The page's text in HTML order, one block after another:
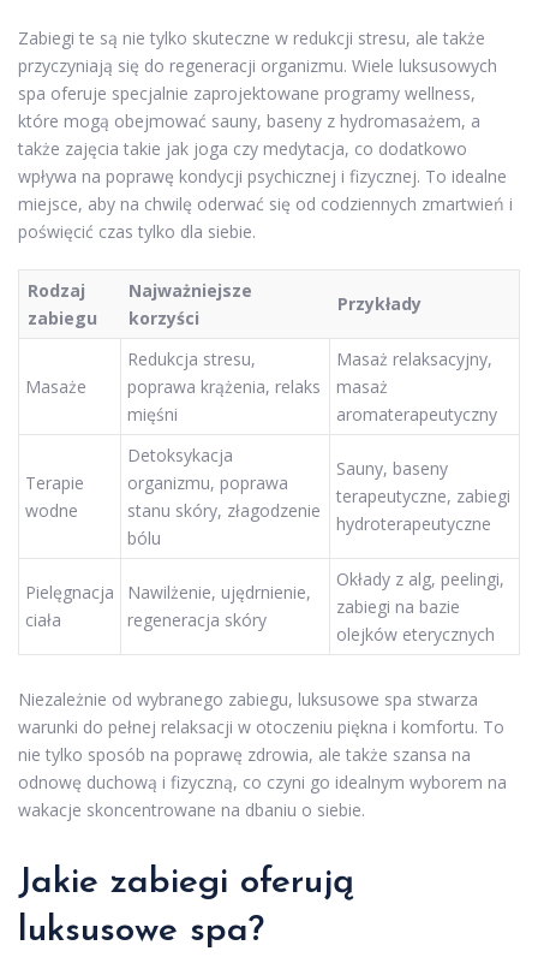
Zabiegi te są nie tylko skuteczne w redukcji stresu, ale także
przyczyniają się do regeneracji organizmu. Wiele luksusowych
spa oferuje specjalnie zaprojektowane programy wellness,
które mogą obejmować sauny, baseny z hydromasażem, a
także zajęcia takie jak joga czy medytacja, co dodatkowo
wpływa na poprawę kondycji psychicznej i fizycznej. To idealne
miejsce, aby na chwilę oderwać się od codziennych zmartwień i
poświęcić czas tylko dla siebie.
Rodzaj
zabiegu
Najważniejsze
korzyści
Przykłady
Masaże
Redukcja stresu,
poprawa krążenia, relaks
mięśni
Masaż relaksacyjny,
masaż
aromaterapeutyczny
Terapie
wodne
Detoksykacja
organizmu, poprawa
stanu skóry, złagodzenie
bólu
Sauny, baseny
terapeutyczne, zabiegi
hydroterapeutyczne
Pielęgnacja
ciała
Nawilżenie, ujędrnienie,
regeneracja skóry
Okłady z alg, peelingi,
zabiegi na bazie
olejków eterycznych
Niezależnie od wybranego zabiegu, luksusowe spa stwarza
warunki do pełnej relaksacji w otoczeniu piękna i komfortu. To
nie tylko sposób na poprawę zdrowia, ale także szansa na
odnowę duchową i fizyczną, co czyni go idealnym wyborem na
wakacje skoncentrowane na dbaniu o siebie.
Jakie zabiegi oferują
luksusowe spa?